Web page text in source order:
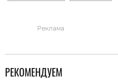
Реклама
РЕКОМЕНДУЕМ